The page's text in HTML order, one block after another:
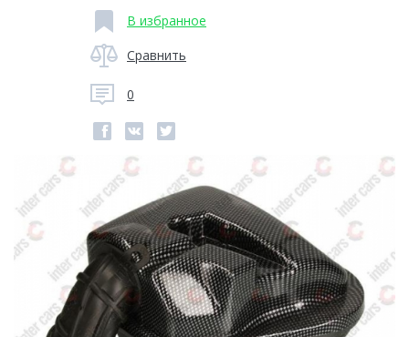
В избранное
Сравнить
0